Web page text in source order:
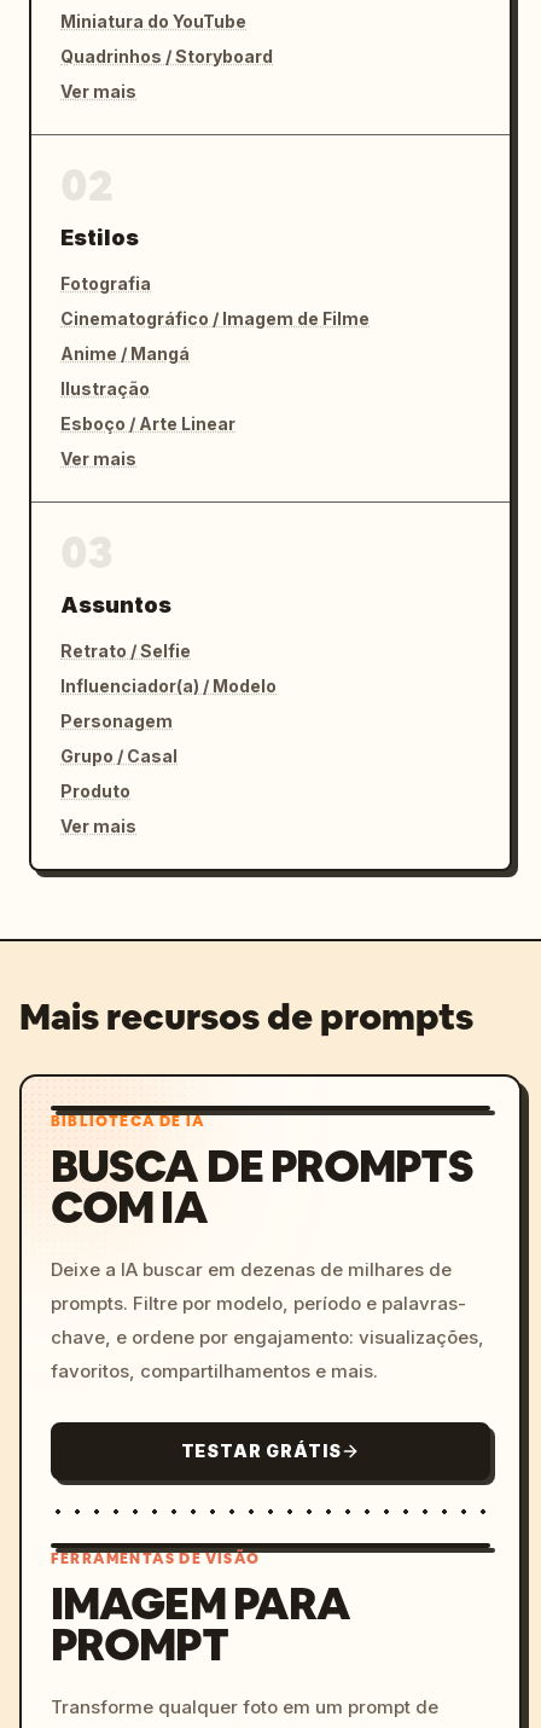
Miniatura do YouTube
Quadrinhos / Storyboard
Ver mais
Estilos
Fotografia
Cinematográfico / Imagem de Filme
Anime / Mangá
Ilustração
Esboço / Arte Linear
Ver mais
Assuntos
Retrato / Selfie
Influenciador(a) / Modelo
Personagem
Grupo / Casal
Produto
Ver mais
Mais recursos de prompts
BIBLIOTECA DE IA
BUSCA DE PROMPTS
COM IA
Deixe a IA buscar em dezenas de milhares de
prompts. Filtre por modelo, período e palavras-
chave, e ordene por engajamento: visualizações,
favoritos, compartilhamentos e mais.
TESTAR GRÁTIS
colors, 8k --v 6.0
FERRAMENTAS DE VISÃO
IMAGEM PARA
PROMPT
Transforme qualquer foto em um prompt de